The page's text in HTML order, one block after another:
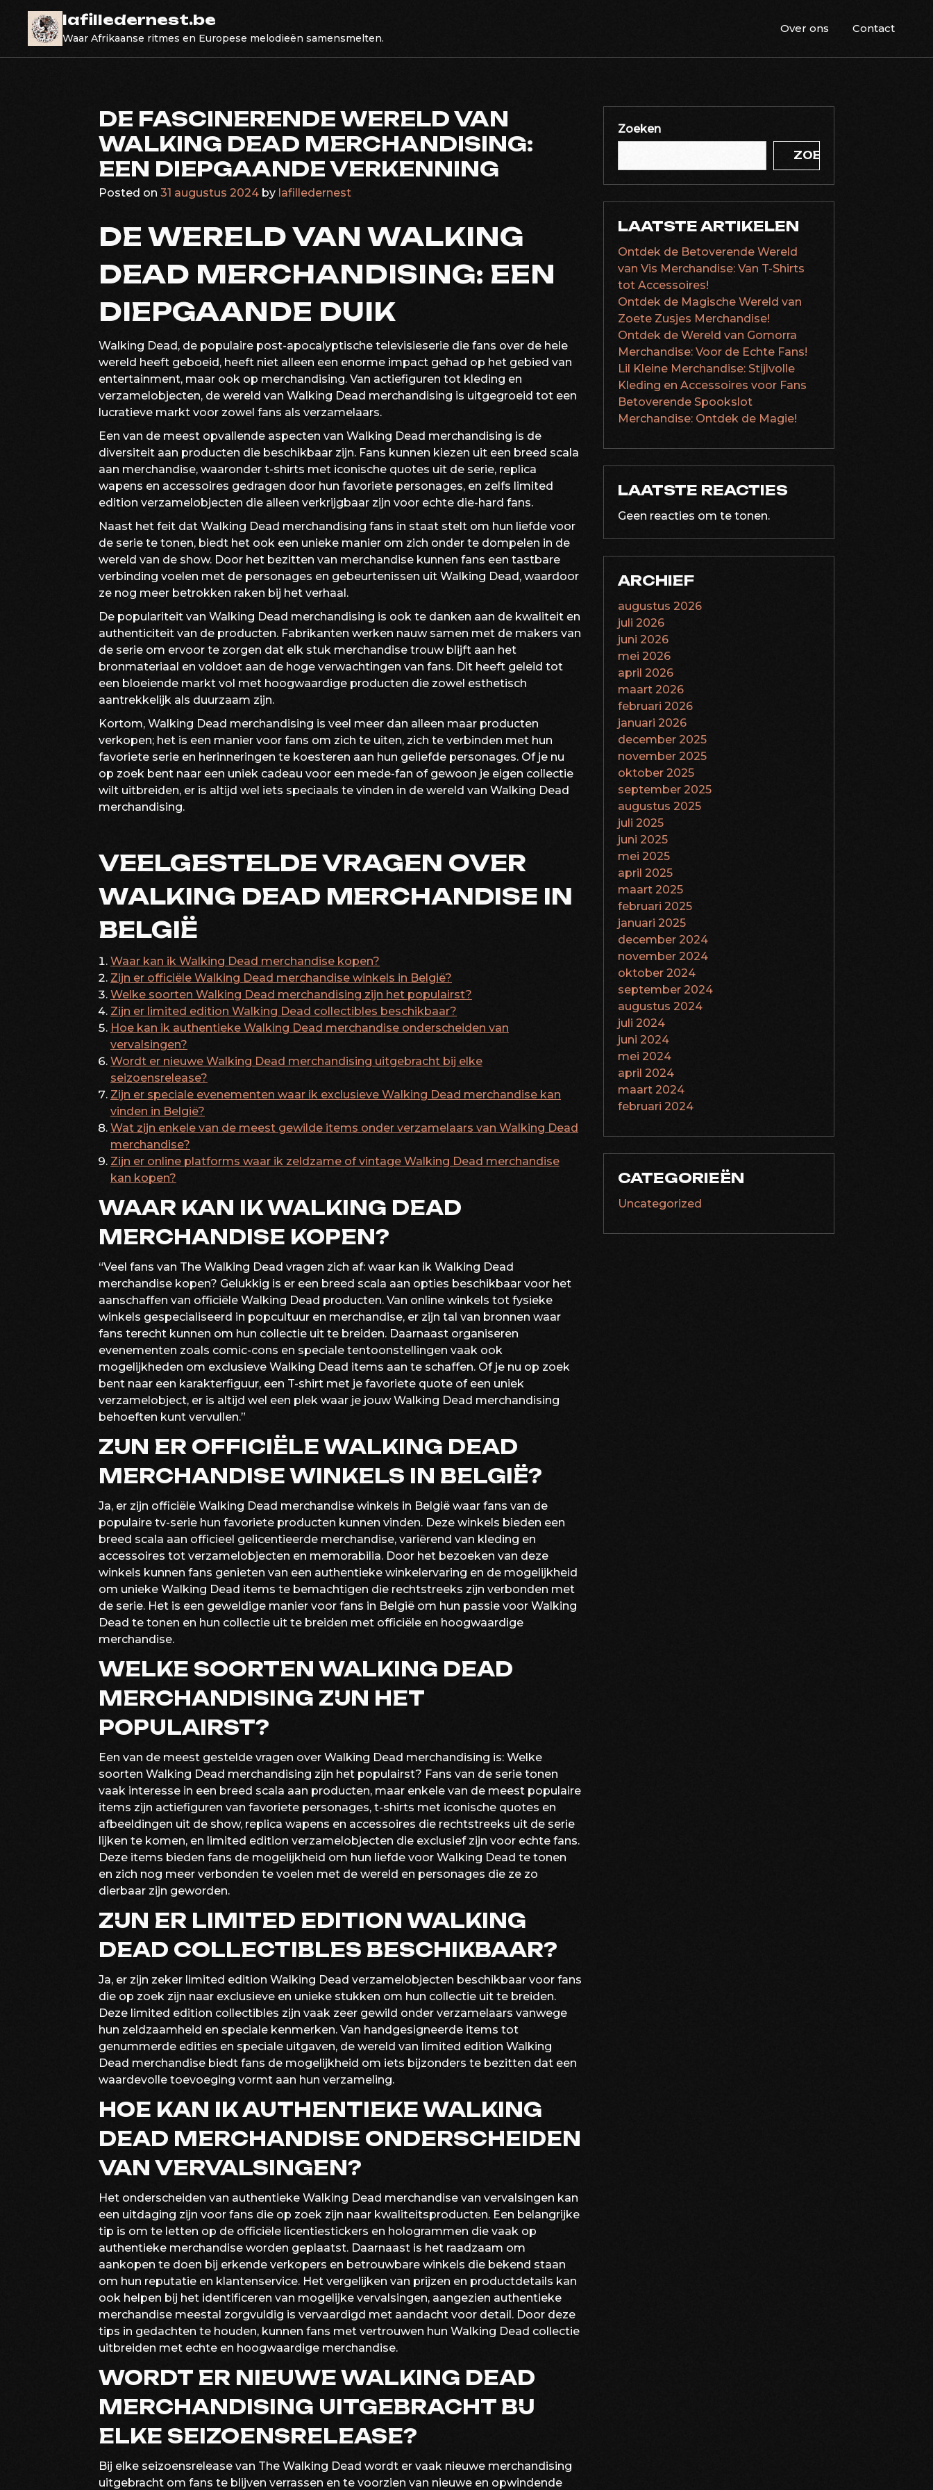
content
lafilledernest.be
Waar Afrikaanse ritmes en Europese melodieën samensmelten.
Over ons Contact
DE FASCINERENDE WERELD VAN
WALKING DEAD MERCHANDISING:
EEN DIEPGAANDE VERKENNING
Posted on 31 augustus 2024 by lafilledernest
DE WERELD VAN WALKING
DEAD MERCHANDISING: EEN
DIEPGAANDE DUIK
Walking Dead, de populaire post-apocalyptische televisieserie die fans over de hele
wereld heeft geboeid, heeft niet alleen een enorme impact gehad op het gebied van
entertainment, maar ook op merchandising. Van actiefiguren tot kleding en
verzamelobjecten, de wereld van Walking Dead merchandising is uitgegroeid tot een
lucratieve markt voor zowel fans als verzamelaars.
Een van de meest opvallende aspecten van Walking Dead merchandising is de
diversiteit aan producten die beschikbaar zijn. Fans kunnen kiezen uit een breed scala
aan merchandise, waaronder t-shirts met iconische quotes uit de serie, replica
wapens en accessoires gedragen door hun favoriete personages, en zelfs limited
edition verzamelobjecten die alleen verkrijgbaar zijn voor echte die-hard fans.
Naast het feit dat Walking Dead merchandising fans in staat stelt om hun liefde voor
de serie te tonen, biedt het ook een unieke manier om zich onder te dompelen in de
wereld van de show. Door het bezitten van merchandise kunnen fans een tastbare
verbinding voelen met de personages en gebeurtenissen uit Walking Dead, waardoor
ze nog meer betrokken raken bij het verhaal.
De populariteit van Walking Dead merchandising is ook te danken aan de kwaliteit en
authenticiteit van de producten. Fabrikanten werken nauw samen met de makers van
de serie om ervoor te zorgen dat elk stuk merchandise trouw blijft aan het
bronmateriaal en voldoet aan de hoge verwachtingen van fans. Dit heeft geleid tot
een bloeiende markt vol met hoogwaardige producten die zowel esthetisch
aantrekkelijk als duurzaam zijn.
Kortom, Walking Dead merchandising is veel meer dan alleen maar producten
verkopen; het is een manier voor fans om zich te uiten, zich te verbinden met hun
favoriete serie en herinneringen te koesteren aan hun geliefde personages. Of je nu
op zoek bent naar een uniek cadeau voor een mede-fan of gewoon je eigen collectie
wilt uitbreiden, er is altijd wel iets speciaals te vinden in de wereld van Walking Dead
merchandising.
VEELGESTELDE VRAGEN OVER
WALKING DEAD MERCHANDISE IN
BELGIË
Waar kan ik Walking Dead merchandise kopen?
Zijn er officiële Walking Dead merchandise winkels in België?
Welke soorten Walking Dead merchandising zijn het populairst?
Zijn er limited edition Walking Dead collectibles beschikbaar?
Hoe kan ik authentieke Walking Dead merchandise onderscheiden van
vervalsingen?
Wordt er nieuwe Walking Dead merchandising uitgebracht bij elke
seizoensrelease?
Zijn er speciale evenementen waar ik exclusieve Walking Dead merchandise kan
vinden in België?
Wat zijn enkele van de meest gewilde items onder verzamelaars van Walking Dead
merchandise?
Zijn er online platforms waar ik zeldzame of vintage Walking Dead merchandise
kan kopen?
WAAR KAN IK WALKING DEAD
MERCHANDISE KOPEN?
“Veel fans van The Walking Dead vragen zich af: waar kan ik Walking Dead
merchandise kopen? Gelukkig is er een breed scala aan opties beschikbaar voor het
aanschaffen van officiële Walking Dead producten. Van online winkels tot fysieke
winkels gespecialiseerd in popcultuur en merchandise, er zijn tal van bronnen waar
fans terecht kunnen om hun collectie uit te breiden. Daarnaast organiseren
evenementen zoals comic-cons en speciale tentoonstellingen vaak ook
mogelijkheden om exclusieve Walking Dead items aan te schaffen. Of je nu op zoek
bent naar een karakterfiguur, een T-shirt met je favoriete quote of een uniek
verzamelobject, er is altijd wel een plek waar je jouw Walking Dead merchandising
behoeften kunt vervullen.”
ZIJN ER OFFICIËLE WALKING DEAD
MERCHANDISE WINKELS IN BELGIË?
Ja, er zijn officiële Walking Dead merchandise winkels in België waar fans van de
populaire tv-serie hun favoriete producten kunnen vinden. Deze winkels bieden een
breed scala aan officieel gelicentieerde merchandise, variërend van kleding en
accessoires tot verzamelobjecten en memorabilia. Door het bezoeken van deze
winkels kunnen fans genieten van een authentieke winkelervaring en de mogelijkheid
om unieke Walking Dead items te bemachtigen die rechtstreeks zijn verbonden met
de serie. Het is een geweldige manier voor fans in België om hun passie voor Walking
Dead te tonen en hun collectie uit te breiden met officiële en hoogwaardige
merchandise.
WELKE SOORTEN WALKING DEAD
MERCHANDISING ZIJN HET
POPULAIRST?
Een van de meest gestelde vragen over Walking Dead merchandising is: Welke
soorten Walking Dead merchandising zijn het populairst? Fans van de serie tonen
vaak interesse in een breed scala aan producten, maar enkele van de meest populaire
items zijn actiefiguren van favoriete personages, t-shirts met iconische quotes en
afbeeldingen uit de show, replica wapens en accessoires die rechtstreeks uit de serie
lijken te komen, en limited edition verzamelobjecten die exclusief zijn voor echte fans.
Deze items bieden fans de mogelijkheid om hun liefde voor Walking Dead te tonen
en zich nog meer verbonden te voelen met de wereld en personages die ze zo
dierbaar zijn geworden.
ZIJN ER LIMITED EDITION WALKING
DEAD COLLECTIBLES BESCHIKBAAR?
Ja, er zijn zeker limited edition Walking Dead verzamelobjecten beschikbaar voor fans
die op zoek zijn naar exclusieve en unieke stukken om hun collectie uit te breiden.
Deze limited edition collectibles zijn vaak zeer gewild onder verzamelaars vanwege
hun zeldzaamheid en speciale kenmerken. Van handgesigneerde items tot
genummerde edities en speciale uitgaven, de wereld van limited edition Walking
Dead merchandise biedt fans de mogelijkheid om iets bijzonders te bezitten dat een
waardevolle toevoeging vormt aan hun verzameling.
HOE KAN IK AUTHENTIEKE WALKING
DEAD MERCHANDISE ONDERSCHEIDEN
VAN VERVALSINGEN?
Het onderscheiden van authentieke Walking Dead merchandise van vervalsingen kan
een uitdaging zijn voor fans die op zoek zijn naar kwaliteitsproducten. Een belangrijke
tip is om te letten op de officiële licentiestickers en hologrammen die vaak op
authentieke merchandise worden geplaatst. Daarnaast is het raadzaam om
aankopen te doen bij erkende verkopers en betrouwbare winkels die bekend staan
om hun reputatie en klantenservice. Het vergelijken van prijzen en productdetails kan
ook helpen bij het identificeren van mogelijke vervalsingen, aangezien authentieke
merchandise meestal zorgvuldig is vervaardigd met aandacht voor detail. Door deze
tips in gedachten te houden, kunnen fans met vertrouwen hun Walking Dead collectie
uitbreiden met echte en hoogwaardige merchandise.
WORDT ER NIEUWE WALKING DEAD
MERCHANDISING UITGEBRACHT BIJ
ELKE SEIZOENSRELEASE?
Bij elke seizoensrelease van The Walking Dead wordt er vaak nieuwe merchandising
uitgebracht om fans te blijven verrassen en te voorzien van nieuwe en opwindende
Zoeken
ZOEKEN
LAATSTE ARTIKELEN
Ontdek de Betoverende Wereld
van Vis Merchandise: Van T-Shirts
tot Accessoires!
Ontdek de Magische Wereld van
Zoete Zusjes Merchandise!
Ontdek de Wereld van Gomorra
Merchandise: Voor de Echte Fans!
Lil Kleine Merchandise: Stijlvolle
Kleding en Accessoires voor Fans
Betoverende Spookslot
Merchandise: Ontdek de Magie!
LAATSTE REACTIES
Geen reacties om te tonen.
ARCHIEF
augustus 2026
juli 2026
juni 2026
mei 2026
april 2026
maart 2026
februari 2026
januari 2026
december 2025
november 2025
oktober 2025
september 2025
augustus 2025
juli 2025
juni 2025
mei 2025
april 2025
maart 2025
februari 2025
januari 2025
december 2024
november 2024
oktober 2024
september 2024
augustus 2024
juli 2024
juni 2024
mei 2024
april 2024
maart 2024
februari 2024
CATEGORIEËN
Uncategorized